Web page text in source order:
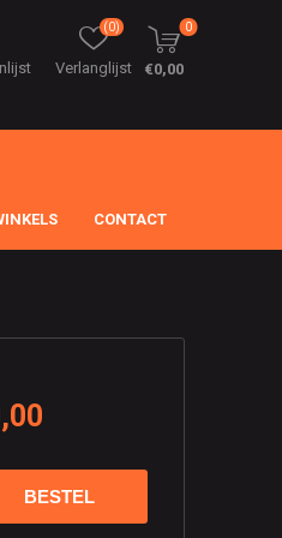
Verlanglijst
(0) 0
€0,00
CONTACT